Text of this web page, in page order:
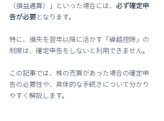
（損益通算）」といった場合には、 必ず確定申
告が必要となります。
特に、損失を翌年以降に活かす「繰越控除」の
制度は、確定申告をしないと利用できません。
この記事では、株の売買があった場合の確定申
告の必要性や、具体的な手続きについて分かり
やすく解説します。